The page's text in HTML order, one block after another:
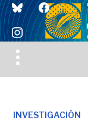
blueskyfacebook
instagram
Toggle
sidebar
INVESTIGACIÓN